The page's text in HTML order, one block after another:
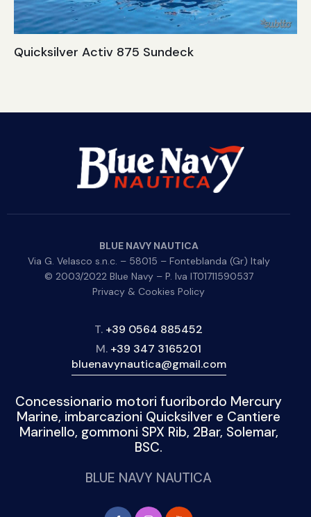
Quicksilver Activ 875 Sundeck
BLUE NAVY NAUTICA
Via G. Velasco s.n.c. – 58015 – Fonteblanda (Gr) Italy
© 2003/2022 Blue Navy – P. Iva IT01711590537
Privacy & Cookies Policy
T. +39 0564 885452
M. +39 347 3165201
bluenavynautica@gmail.com
Concessionario motori fuoribordo Mercury
Marine, imbarcazioni Quicksilver e Cantiere
Marinello, gommoni SPX Rib, 2Bar, Solemar,
BSC.
BLUE NAVY NAUTICA